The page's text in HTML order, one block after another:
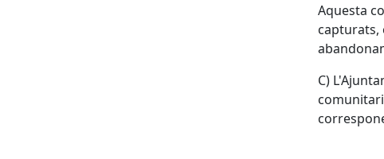
Aquesta
capturats,
C)